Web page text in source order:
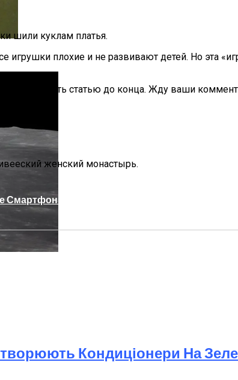
На Базе Snapdragon 888
шили куклам платья.
плохие и не развивают детей. Но эта
сил дочитать статью до конца. Жду ваши
женский монастырь.
Кондиціонери На